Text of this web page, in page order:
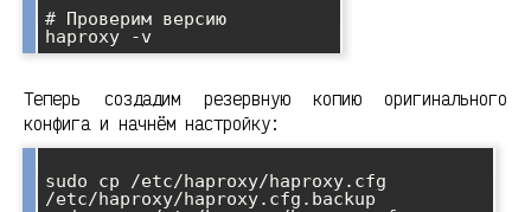
# Проверим версию
Теперь создадим резервную копию оригинального
конфига и начнём настройку:
sudo cp /etc/haproxy/haproxy.cfg
/etc/haproxy/haproxy.cfg.backup